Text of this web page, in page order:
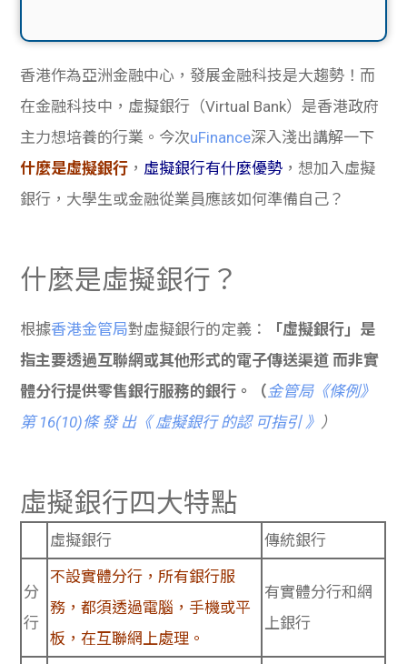
香港作為亞洲金融中心，發展金融科技是大趨勢！而
在金融科技中，虛擬銀行（Virtual Bank）是香港政府
主力想培養的行業。今次uFinance深入淺出講解一下
什麼是虛擬銀行 ， 虛擬銀行有什麼優勢 ，想加入虛擬
銀行，大學生或金融從業員應該如何準備自己？
什麼是虛擬銀行？
根據香港金管局對虛擬銀行的定義：
「虛擬銀行」是
指主要透過互聯網或其他形式的電子傳送渠道 而非實
體分行提供零售銀行服務的銀行。（ 金管局《條例》
第 16(10)條 發 出《 虛擬銀行 的認 可指引 》 ）
虛擬銀行四大特點
虛擬銀行 傳統銀行
分
行
不設實體分行 ，所有銀行服
務，都須透過電腦，手機或平
板，在互聯網上處理。
有實體分行和網
上銀行